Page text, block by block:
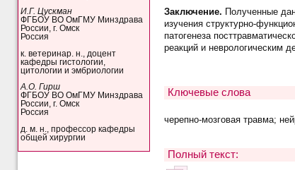
И.Г. Цускман
ФГБОУ ВО ОмГМУ Минздрава
России, г. Омск
Россия
к. ветеринар. н., доцент
кафедры гистологии,
цитологии и эмбриологии
А.О. Гирш
ФГБОУ ВО ОмГМУ Минздрава
России, г. Омск
Россия
д. м. н., профессор кафедры
общей хирургии
Заключение. Полученные
изучения структурно-
патогенеза
реакций и неврологическим
Ключевые слова
черепно-мозговая травма;
Полный текст: